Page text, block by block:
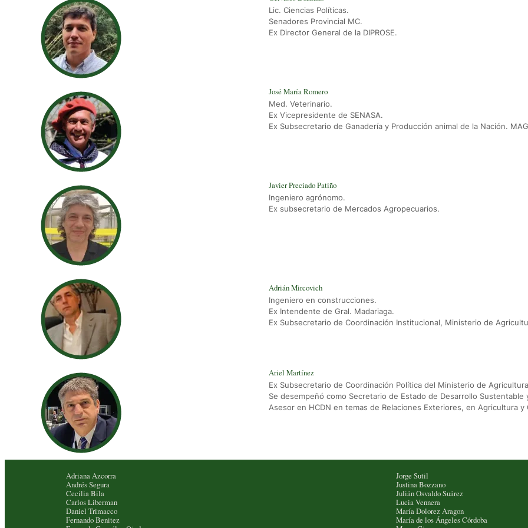
Lic. Ciencias Políticas.
Senadores Provincial MC.
Ex Director General de la DIPROSE.
José María Romero
Med. Veterinario.
Ex Vicepresidente de SENASA.
Ex Subsecretario de Ganadería y Producción animal de la Nación.
Javier Preciado Patiño
Ingeniero agrónomo.
Ex subsecretario de Mercados Agropecuarios.
Adrián Mircovich
Ingeniero en construcciones.
Ex Intendente de Gral. Madariaga.
Ex Subsecretario de Coordinación Institucional, Ministerio de
Ariel Martínez
Ex Subsecretario de Coordinación Política del Ministerio de
Se desempeñó como Secretario de Estado de Desarrollo
Asesor en HCDN en temas de Relaciones Exteriores, en Agricultura y
Adriana Azcorra
Andrés Segura
Cecilia Bila
Carlos Liberman
Daniel Trimacco
Fernando Benitez
Jorge Sutil
Justina Bozzano
Julián Osvaldo Suárez
Lucia Vennera
María Dolorez Aragon
María de los Ángeles Córdoba